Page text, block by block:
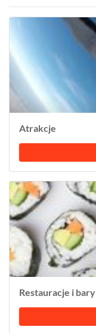
Atrakcje
Restauracje i bary